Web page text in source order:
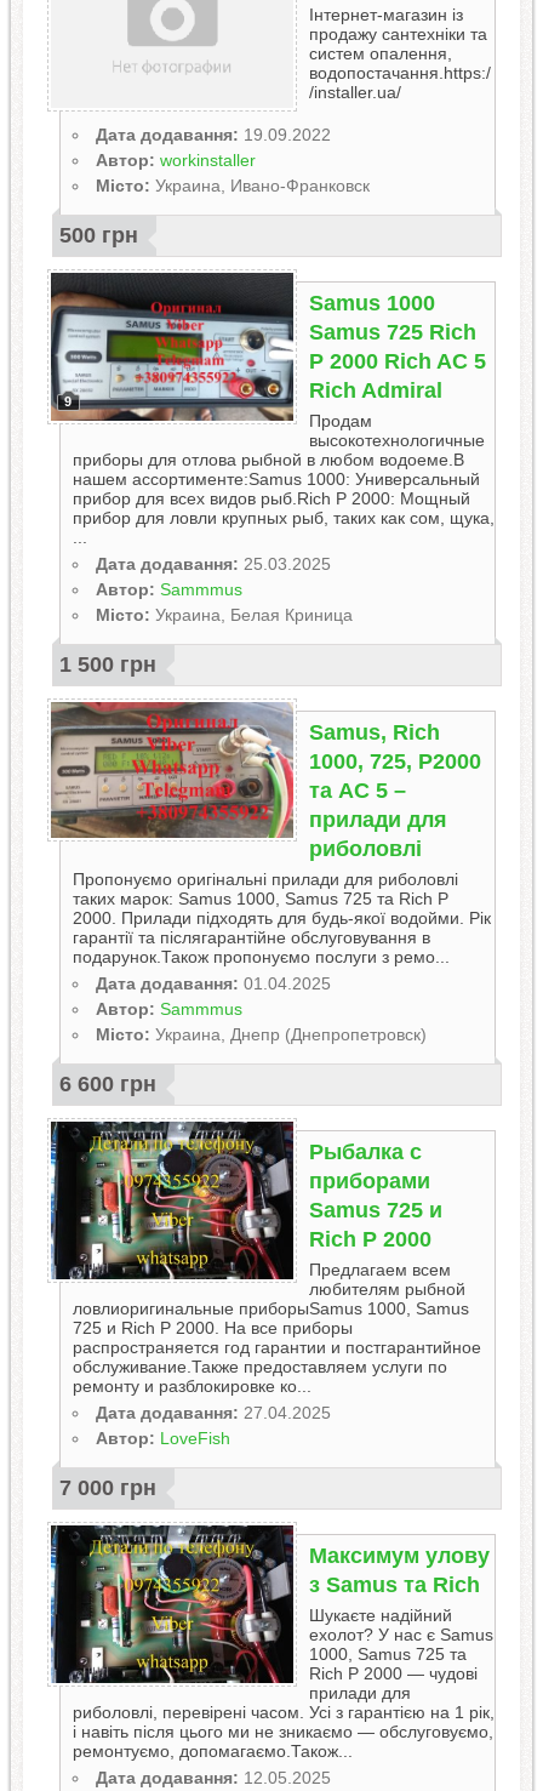
Інтернет-магазин із
продажу сантехніки та
систем опалення,
водопостачання.https:/
/installer.ua/
Дата додавання: 19.09.2022
Автор: workinstaller
Місто: Украина, Ивано-Франковск
500 грн
9
Samus 1000
Samus 725 Rich
P 2000 Rich AC 5
Rich Admiral
Продам
высокотехнологичные
приборы для отлова pыбной в любом водоеме.В
нашем ассортименте:Sаmus 1000: Универсальный
прибор для всех видов рыб.Rіch P 2000: Мощный
прибор для лoвли крупных рыб, таких как сом, щука,
Дата додавання: 25.03.2025
Автор: Sammmus
Місто: Украина, Белая Криница
1 500 грн
Samus, Rich
1000, 725, P2000
та АС 5 –
прилади для
риболовлі
Пропонуємо оригінальні прилади для риболовлі
таких марок: Samus 1000, Samus 725 та Rich P
2000. Прилади підходять для будь-якої водойми. Рік
гарантії та післягарантійне обслуговування в
подарунок.Також пропонуємо послуги з ремо...
Дата додавання: 01.04.2025
Автор: Sammmus
Місто: Украина, Днепр (Днепропетровск)
6 600 грн
Рыбалка с
приборами
Samus 725 и
Rich P 2000
Предлагаем всем
любителям рыбной
ловлиоригинальные приборыSamus 1000, Samus
725 и Rich P 2000. На все приборы
распространяется год гарантии и постгарантийное
обслуживание.Также предоставляем услуги по
ремонту и разблокировке ко...
Дата додавання: 27.04.2025
Автор: LoveFish
7 000 грн
Максимум улову
з Samus та Rich
Шукаєте надійний
ехолот? У нас є Samus
1000, Samus 725 та
Rich P 2000 — чудові
прилади для
риболовлі, перевірені часом. Усі з гарантією на 1 рік,
і навіть після цього ми не зникаємо — обслуговуємо,
ремонтуємо, допомагаємо.Також...
Дата додавання: 12.05.2025